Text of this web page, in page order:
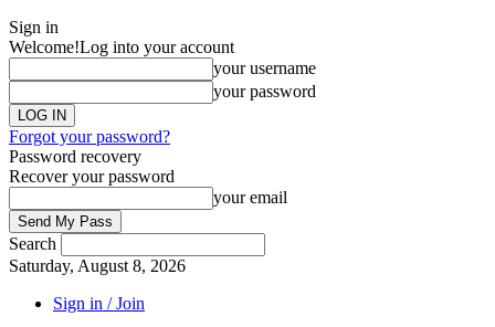
Sign in
Welcome!Log into your account
your username
your password
Forgot your password?
Password recovery
Recover your password
your email
Search
Saturday, August 8, 2026
Sign in / Join